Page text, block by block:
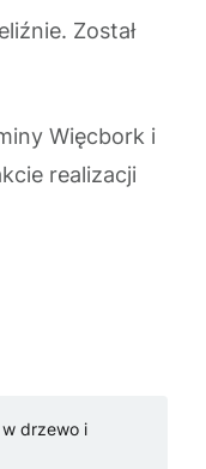
Został
Więcbork i
realizacji
w drzewo i